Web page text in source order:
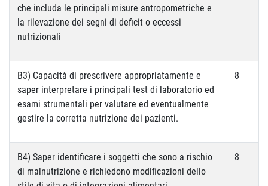
che includa le principali misure antropometriche e
la rilevazione dei segni di deficit o eccessi
nutrizionali
B3) Capacità di prescrivere appropriatamente e
saper interpretare i principali test di laboratorio ed
esami strumentali per valutare ed eventualmente
gestire la corretta nutrizione dei pazienti.
8
B4) Saper identificare i soggetti che sono a rischio
di malnutrizione e richiedono modificazioni dello
8